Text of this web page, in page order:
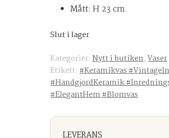
Mått: H 23 cm.
Slut i lager
Kategorier:Nytt i butiken,Vaser
Etikett:#Keramikvas
#HandgjordKeramik
#ElegantHem #Blomvas